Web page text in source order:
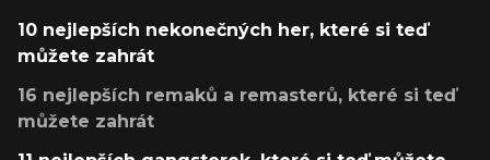
10 nejlepších nekonečných her, které si teď
můžete zahrát
16 nejlepších remaků a remasterů, které si teď
můžete zahrát